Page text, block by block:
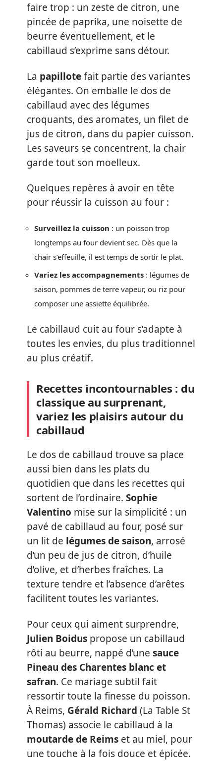
faire trop : un zeste de citron, une
pincée de paprika, une noisette de
beurre éventuellement, et le
cabillaud s’exprime sans détour.
La papillotefait partie des variantes
élégantes. On emballe le dos de
cabillaud avec des légumes
croquants, des aromates, un filet de
jus de citron, dans du papier cuisson.
Les saveurs se concentrent, la chair
garde tout son moelleux.
Quelques repères à avoir en tête
pour réussir la cuisson au four :
Surveillez la cuisson : un poisson trop
longtemps au four devient sec. Dès que la
chair s’effeuille, il est temps de sortir le plat.
Variez les accompagnements : légumes de
saison, pommes de terre vapeur, ou riz pour
composer une assiette équilibrée.
Le cabillaud cuit au four s’adapte à
toutes les envies, du plus traditionnel
au plus créatif.
Recettes incontournables : du
classique au surprenant,
variez les plaisirs autour du
cabillaud
Le dos de cabillaud trouve sa place
aussi bien dans les plats du
quotidien que dans les recettes qui
sortent de l’ordinaire. Sophie
Valentino mise sur la simplicité : un
pavé de cabillaud au four, posé sur
un lit de légumes de saison, arrosé
d’un peu de jus de citron, d’huile
d’olive, et d’herbes fraîches. La
texture tendre et l’absence d’arêtes
facilitent toutes les variantes.
Pour ceux qui aiment surprendre,
Julien Boidus propose un cabillaud
rôti au beurre, nappé d’une sauce
Pineau des Charentes blanc et
safran. Ce mariage subtil fait
ressortir toute la finesse du poisson.
À Reims, Gérald Richard (La Table St
Thomas) associe le cabillaud à la
moutarde de Reims et au miel, pour
une touche à la fois douce et épicée.